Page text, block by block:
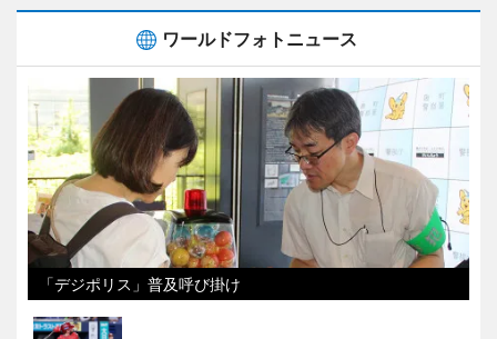
ワールドフォトニュース
「デジポリス」普及呼び掛け